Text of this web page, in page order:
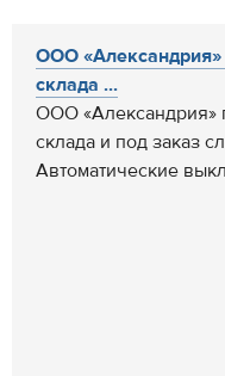
ООО «Александрия»
склада ...
ООО «Александрия»
склада и под заказ
Автоматические